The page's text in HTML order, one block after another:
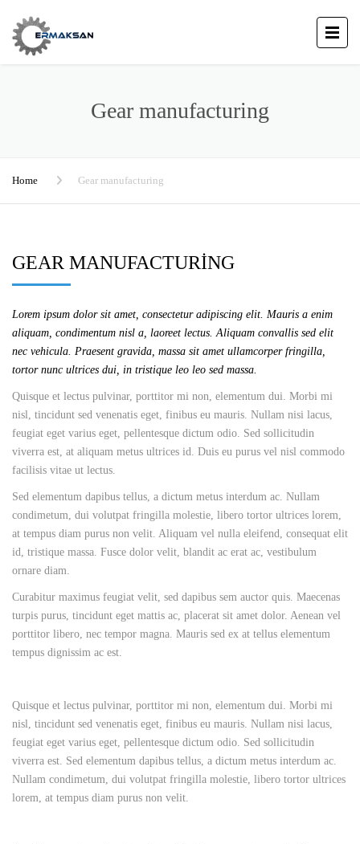
Gear manufacturing
Home Gear manufacturing
GEAR MANUFACTURING
Lorem ipsum dolor sit amet, consectetur adipiscing elit. Mauris a enim
aliquam, condimentum nisl a, laoreet lectus. Aliquam convallis sed elit
nec vehicula. Praesent gravida, massa sit amet ullamcorper fringilla,
tortor nunc ultrices dui, in tristique leo leo sed massa.
Quisque et lectus pulvinar, porttitor mi non, elementum dui. Morbi mi
nisl, tincidunt sed venenatis eget, finibus eu mauris. Nullam nisi lacus,
feugiat eget varius eget, pellentesque dictum odio. Sed sollicitudin
viverra est, at aliquam metus ultrices id. Duis eu purus vel nisl commodo
facilisis vitae ut lectus.
Sed elementum dapibus tellus, a dictum metus interdum ac. Nullam
condimetum, dui volutpat fringilla molestie, libero tortor ultrices lorem,
at tempus diam purus non velit. Aliquam vel nulla eleifend, consequat elit
id, tristique massa. Fusce dolor velit, blandit ac erat ac, vestibulum
ornare diam.
Curabitur maximus feugiat velit, sed dapibus sem auctor quis. Maecenas
turpis purus, tincidunt eget mattis ac, placerat sit amet dolor. Aenean vel
porttitor libero, nec tempor magna. Mauris sed ex at tellus elementum
tempus dignissim ac est.
Quisque et lectus pulvinar, porttitor mi non, elementum dui. Morbi mi
nisl, tincidunt sed venenatis eget, finibus eu mauris. Nullam nisi lacus,
feugiat eget varius eget, pellentesque dictum odio. Sed sollicitudin
viverra est. Sed elementum dapibus tellus, a dictum metus interdum ac.
Nullam condimetum, dui volutpat fringilla molestie, libero tortor ultrices
lorem, at tempus diam purus non velit.